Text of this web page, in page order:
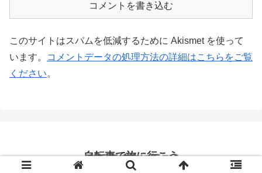
コメントを書き込む
このサイトはスパムを低減するために Akismet を使って
います。
コメントデータの処理方法の詳細はこちらをご覧
ください。
自転車で旅に行こう